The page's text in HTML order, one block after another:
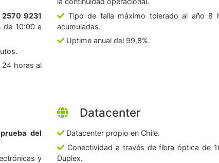
9231
de 10:00 a
horas al
Tipo de falla máximo tolerado al año 8
acumuladas.
Uptime anual del 99,8%.
del
y
Datacenter
Datacenter propio en Chile.
Conectividad a través de fibra óptica de
Duplex.